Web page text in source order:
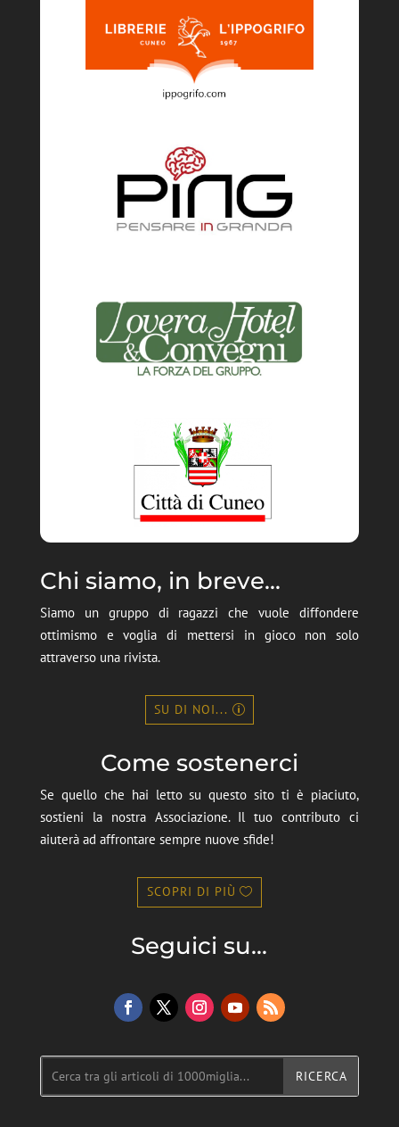
Chi siamo, in breve...
Siamo un gruppo di ragazzi che vuole diffondere
ottimismo e voglia di mettersi in gioco non solo
attraverso una rivista.
SU DI NOI...
Come sostenerci
Se quello che hai letto su questo sito ti è piaciuto,
sostieni la nostra Associazione. Il tuo contributo ci
aiuterà ad affrontare sempre nuove sfide!
SCOPRI DI PIÙ
Seguici su...